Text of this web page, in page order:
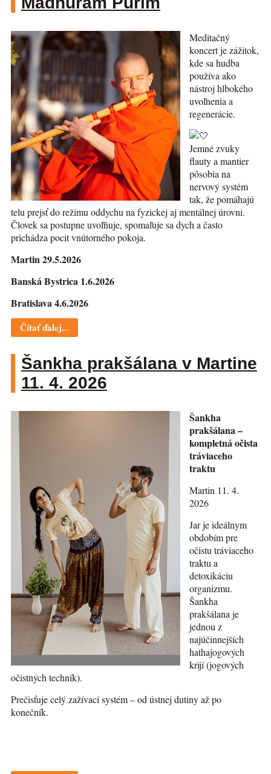
Meditačný
koncert je zážitok,
kde sa hudba
používa ako
nástroj hlbokého
uvoľnenia a
regenerácie.
Jemné zvuky
flauty a mantier
pôsobia na
nervový systém
tak, že pomáhajú
telu prejsť do režimu oddychu na fyzickej aj mentálnej úrovni.
Človek sa postupne uvoľňuje, spomaľuje sa dych a často
prichádza pocit vnútorného pokoja.
Martin 29.5.2026
Banská Bystrica 1.6.2026
Bratislava 4.6.2026
Čítať ďalej...
Šankha prakšálana v Martine
11. 4. 2026
Šankha
prakšálana –
kompletná očista
tráviaceho
traktu
Martin 11. 4.
2026
Jar je ideálnym
obdobím pre
očistu tráviaceho
traktu a
detoxikáciu
organizmu.
Šankha
prakšálana je
jednou z
najúčinnejších
hathajogových
krijí (jogových
očistných techník).
Prečisťuje celý zažívací systém – od ústnej dutiny až po
konečník.